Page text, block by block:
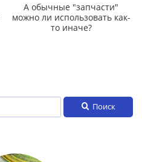
А обычные "запчасти"
можно ли использовать как-
то иначе?
Поиск